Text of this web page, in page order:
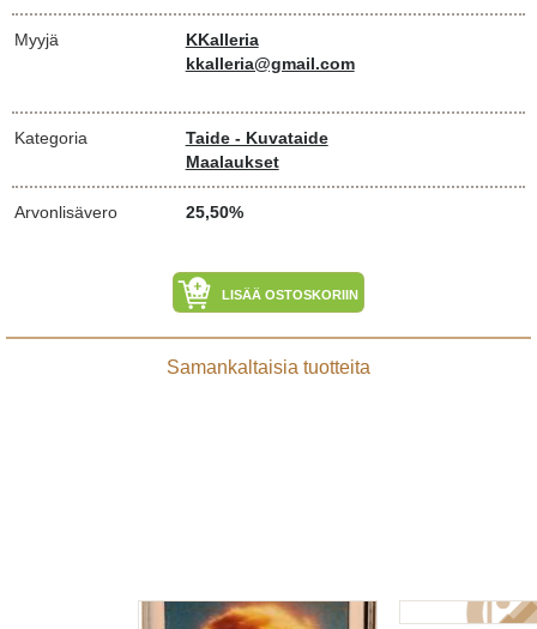
Myyjä
KKalleria
kkalleria@gmail.com
Kategoria
Taide - Kuvataide
Maalaukset
Arvonlisävero 25,50%
LISÄÄ OSTOSKORIIN
Samankaltaisia tuotteita